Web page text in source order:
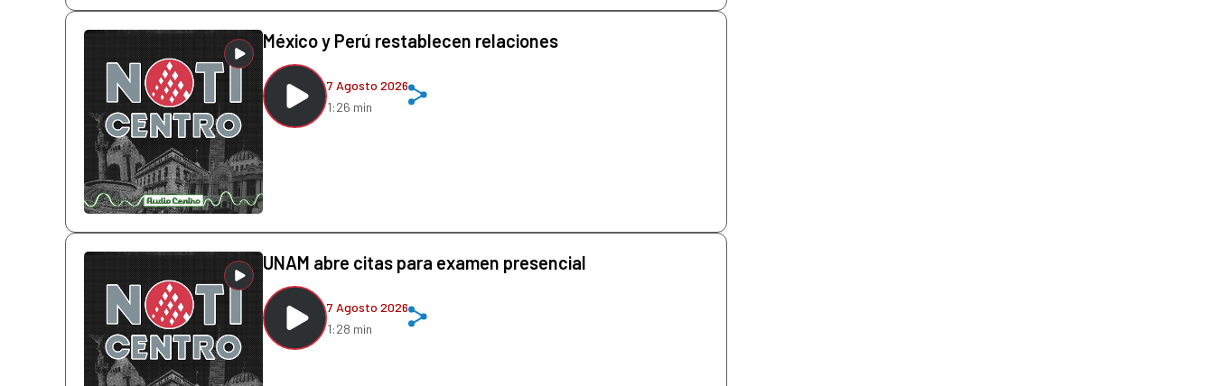
México y Perú restablecen relaciones
7 Agosto 2026
1:26 min
UNAM abre citas para examen presencial
7 Agosto 2026
1:28 min